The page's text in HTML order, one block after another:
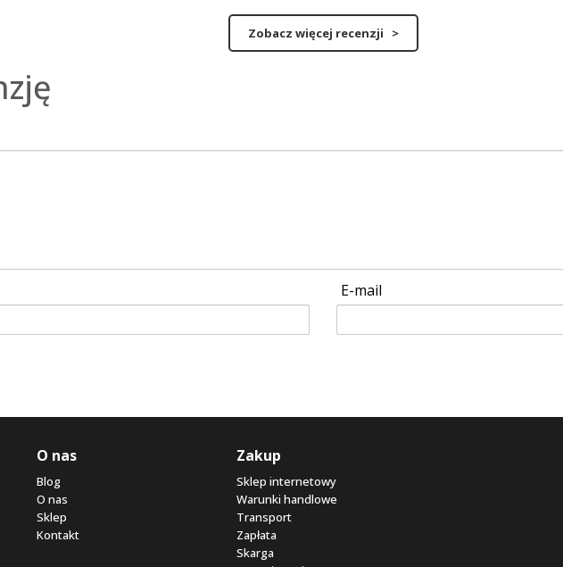
Zobacz więcej recenzji >
E-mail
O nas
Blog
O nas
Sklep
Kontakt
Zakup
Sklep internetowy
Warunki handlowe
Transport
Zapłata
Skarga